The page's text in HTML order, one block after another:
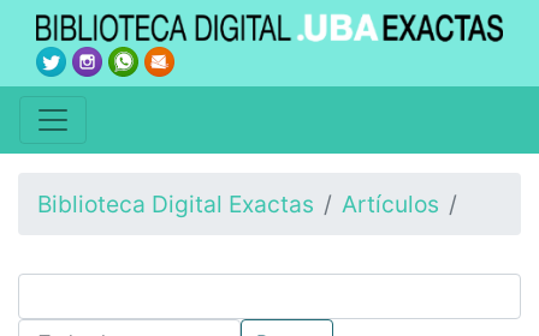
Biblioteca Digital Exactas Artículos